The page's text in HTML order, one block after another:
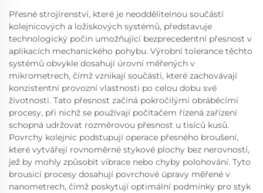
Přesné strojírenství, které je neoddělitelnou součástí
kolejnicových a ložiskových systémů, představuje
technologický počin umožňující bezprecedentní přesnost v
aplikacích mechanického pohybu. Výrobní tolerance těchto
systémů obvykle dosahují úrovní měřených v
mikrometrech, čímž vznikají součásti, které zachovávají
konzistentní provozní vlastnosti po celou dobu své
životnosti. Tato přesnost začíná pokročilými obráběcími
procesy, při nichž se používají počítačem řízená zařízení
schopná udržovat rozměrovou přesnost u tisíců kusů.
Povrchy kolejnic podstupují operace přesného broušení,
které vytvářejí rovnoměrné stykové plochy bez nerovností,
jež by mohly způsobit vibrace nebo chyby polohování. Tyto
brousicí procesy dosahují povrchové úpravy měřené v
nanometrech, čímž poskytují optimální podmínky pro styk